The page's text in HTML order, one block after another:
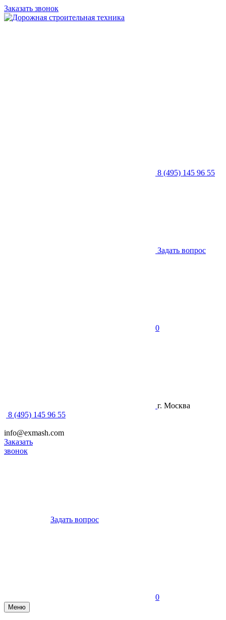
Заказать звонок
8 (495) 145 96 55
Задать вопрос
0
г. Москва
8 (495) 145 96 55
info@exmash.com
Заказать
звонок
Задать вопрос
0
Меню